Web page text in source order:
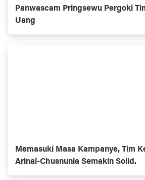
Panwascam Pringsewu Pergoki
Uang
Memasuki Masa Kampanye, Tim
Arinal-Chusnunia Semakin Solid.